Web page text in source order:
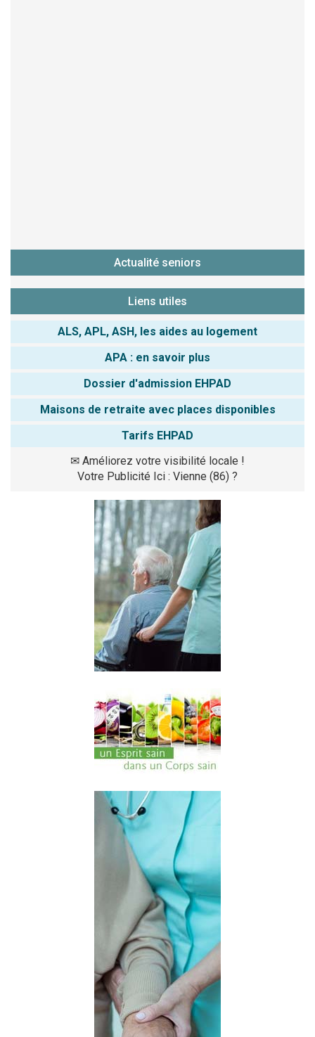
Actualité seniors
Liens utiles
ALS, APL, ASH, les aides au logement
APA : en savoir plus
Dossier d'admission EHPAD
Maisons de retraite avec places disponibles
Tarifs EHPAD
✉ Améliorez votre visibilité locale !
Votre Publicité Ici : Vienne (86) ?